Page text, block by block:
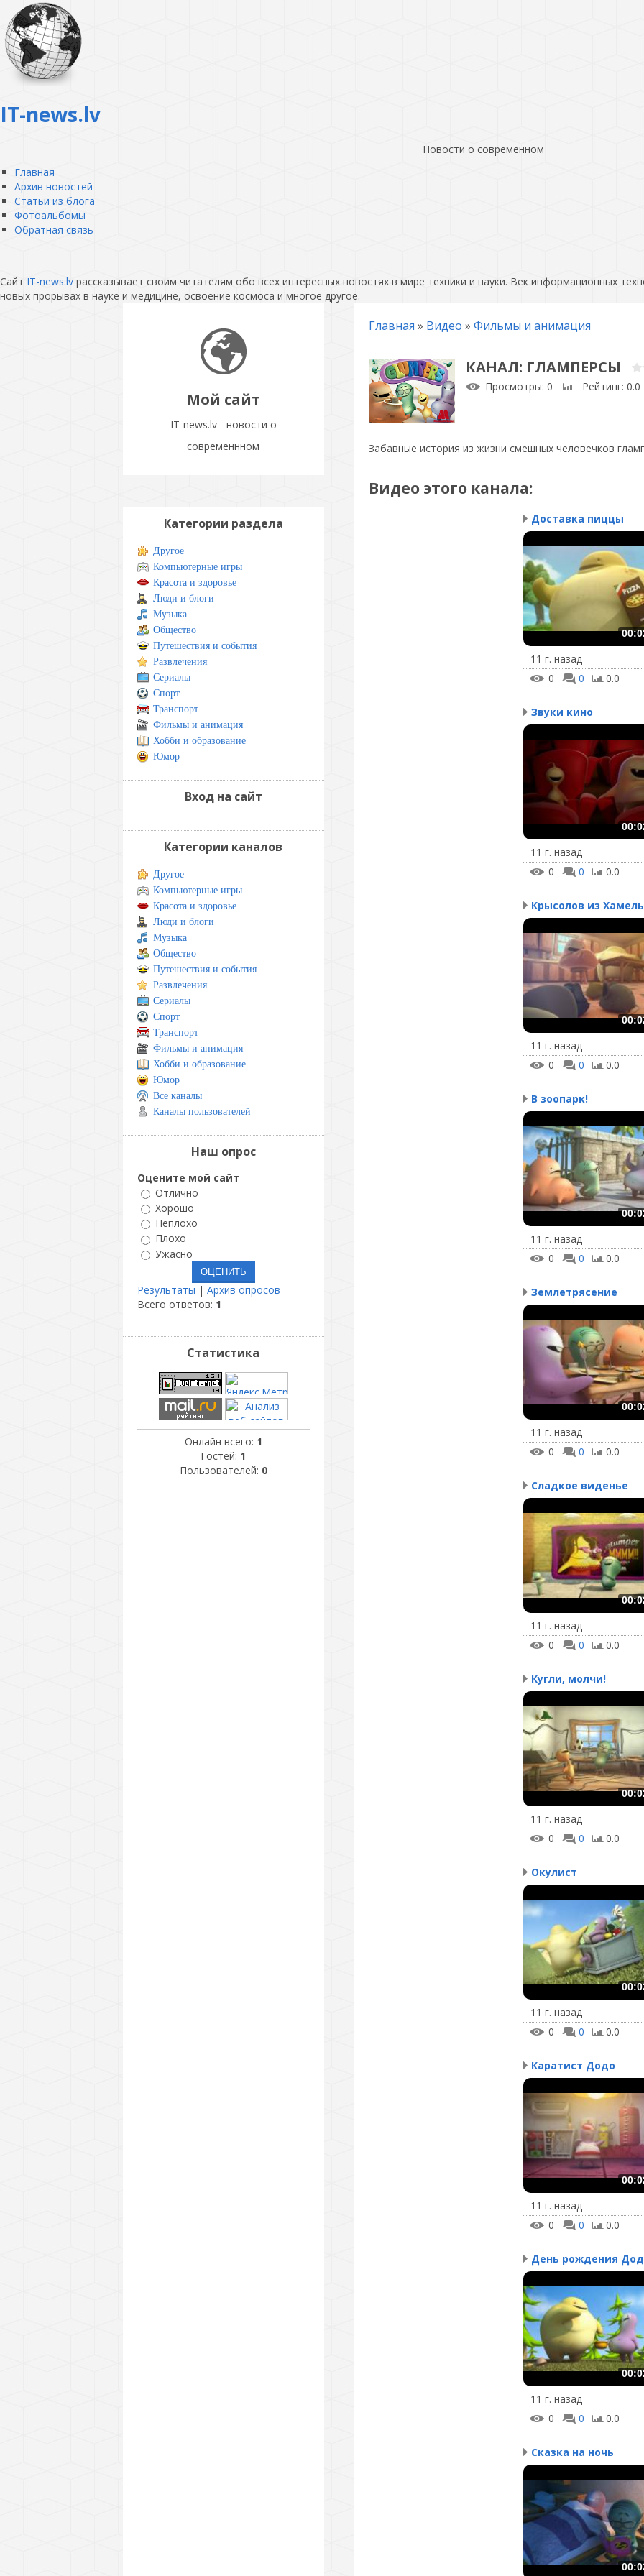
IT-news.lv
Новости о современном
Главная
Архив новостей
Статьи из блога
Фотоальбомы
Обратная связь
Сайт IT-news.lv рассказывает своим читателям обо всех интересных новостях в мире техники и науки. Век информационных
новых прорывах в науке и медицине, освоение космоса и многое другое.
Мой сайт
IT-news.lv - новости о
современнном
Главная » Видео » Фильмы и анимация
КАНАЛ: ГЛАМПЕРСЫ
Просмотры: 0 Рейтинг: 0.0
Забавные история из жизни смешных человечков
Видео этого канала:
Доставка пиццы
11 г. назад
0
0 0.0
Звуки кино
11 г. назад
0
0 0.0
Крысолов из
11 г. назад
0
0 0.0
В зоопарк!
11 г. назад
0
0 0.0
Землетрясение
11 г. назад
0
0 0.0
Сладкое виденье
11 г. назад
0
0 0.0
Кугли, молчи!
11 г. назад
0
0 0.0
Окулист
11 г. назад
0
0 0.0
Каратист Додо
11 г. назад
0
0 0.0
День рождения
11 г. назад
0
0 0.0
Сказка на ночь
Категории раздела
Другое
Компьютерные игры
Красота и здоровье
Люди и блоги
Музыка
Общество
Путешествия и события
Развлечения
Сериалы
Спорт
Транспорт
Фильмы и анимация
Хобби и образование
Юмор
Вход на сайт
Категории каналов
Другое
Компьютерные игры
Красота и здоровье
Люди и блоги
Музыка
Общество
Путешествия и события
Развлечения
Сериалы
Спорт
Транспорт
Фильмы и анимация
Хобби и образование
Юмор
Все каналы
Каналы пользователей
Наш опрос
Оцените мой сайт
Отлично
Хорошо
Неплохо
Плохо
Ужасно
Результаты | Архив опросов
Всего ответов: 1
Статистика
Онлайн всего: 1
Гостей: 1
Пользователей: 0